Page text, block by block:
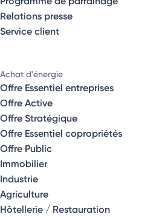
Relations presse
Service client
Achat d'énergie
Offre Essentiel entreprises
Offre Active
Offre Stratégique
Offre Essentiel copropriétés
Offre Public
Immobilier
Industrie
Agriculture
Hôtellerie / Restauration